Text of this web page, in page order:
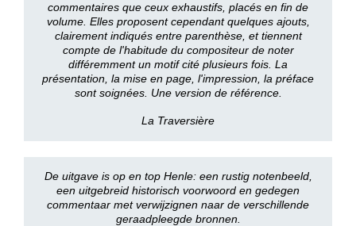
commentaires que ceux exhaustifs, placés en fin de
volume. Elles proposent cependant quelques ajouts,
clairement indiqués entre parenthèse, et tiennent
compte de l'habitude du compositeur de noter
différemment un motif cité plusieurs fois. La
présentation, la mise en page, l'impression, la préface
sont soignées. Une version de référence.
La Traversière
De uitgave is op en top Henle: een rustig notenbeeld,
een uitgebreid historisch voorwoord en gedegen
commentaar met verwijzignen naar de verschillende
geraadpleegde bronnen.